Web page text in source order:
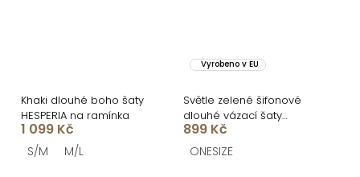
Khaki dlouhé boho šaty
HESPERIA na ramínka
1 099 Kč
S/M M/L
Vyrobeno v EU
Světle zelené šifonové
dlouhé vázací šaty
VIONELA
899 Kč
ONESIZE